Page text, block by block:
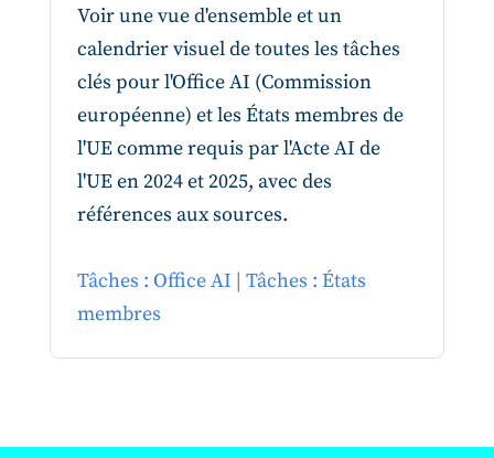
Voir une vue d'ensemble et un
calendrier visuel de toutes les tâches
clés pour l'Office AI (Commission
européenne) et les États membres de
l'UE comme requis par l'Acte AI de
l'UE en 2024 et 2025, avec des
références aux sources.
Tâches : Office AI | Tâches : États
membres